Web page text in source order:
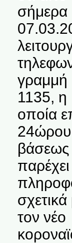
σήμερα
γραμμή
1135, η
οποία
24ώρου
παρέχει
σχετικά
τον νέο